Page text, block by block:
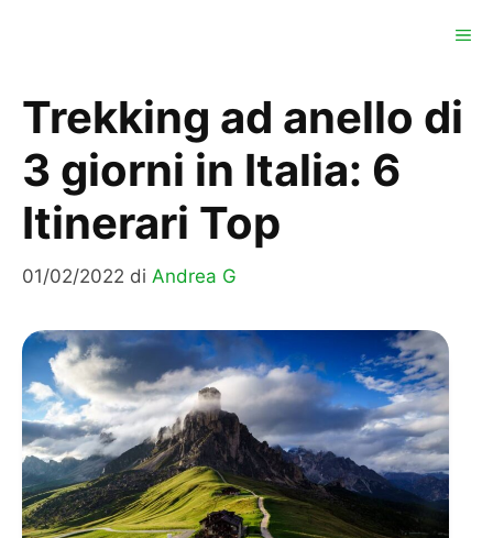
Trekking ad anello di
3 giorni in Italia: 6
Itinerari Top
01/02/2022 di Andrea G